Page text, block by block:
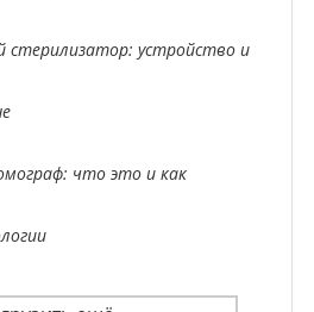
стерилизатор: устройство и
что это и как